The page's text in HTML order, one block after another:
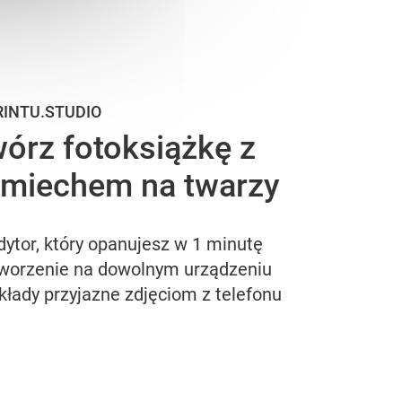
fotoksiążkę z
na twarzy
który opanujesz w 1 minutę
na dowolnym urządzeniu
przyjazne zdjęciom z telefonu